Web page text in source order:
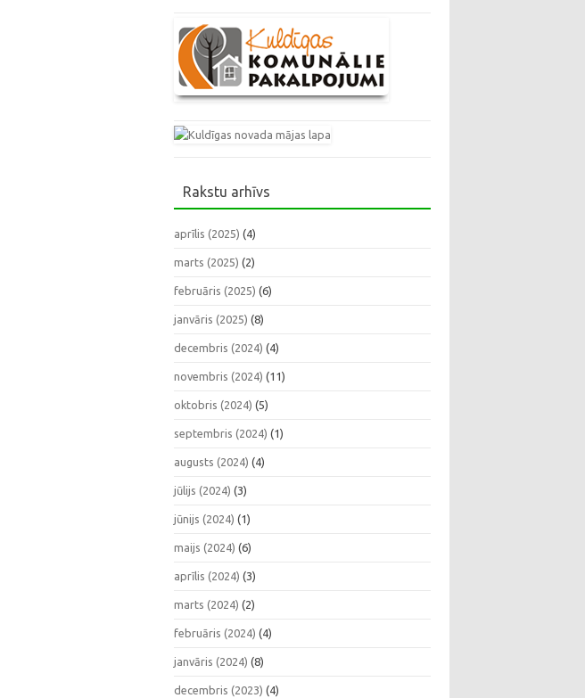
Rakstu arhīvs
aprīlis (2025) (4)
marts (2025) (2)
februāris (2025) (6)
janvāris (2025) (8)
decembris (2024) (4)
novembris (2024) (11)
oktobris (2024) (5)
septembris (2024) (1)
augusts (2024) (4)
jūlijs (2024) (3)
jūnijs (2024) (1)
maijs (2024) (6)
aprīlis (2024) (3)
marts (2024) (2)
februāris (2024) (4)
janvāris (2024) (8)
decembris (2023) (4)